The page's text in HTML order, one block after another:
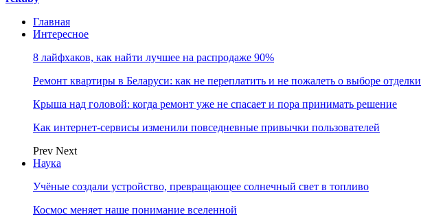
Главная
Интересное
8 лайфхаков, как найти лучшее на распродаже 90%
Ремонт квартиры в Беларуси: как не переплатить и не пожалеть о выборе отделки
Крыша над головой: когда ремонт уже не спасает и пора принимать решение
Как интернет-сервисы изменили повседневные привычки пользователей
Prev Next
Наука
Учёные создали устройство, превращающее солнечный свет в топливо
Космос меняет наше понимание вселенной